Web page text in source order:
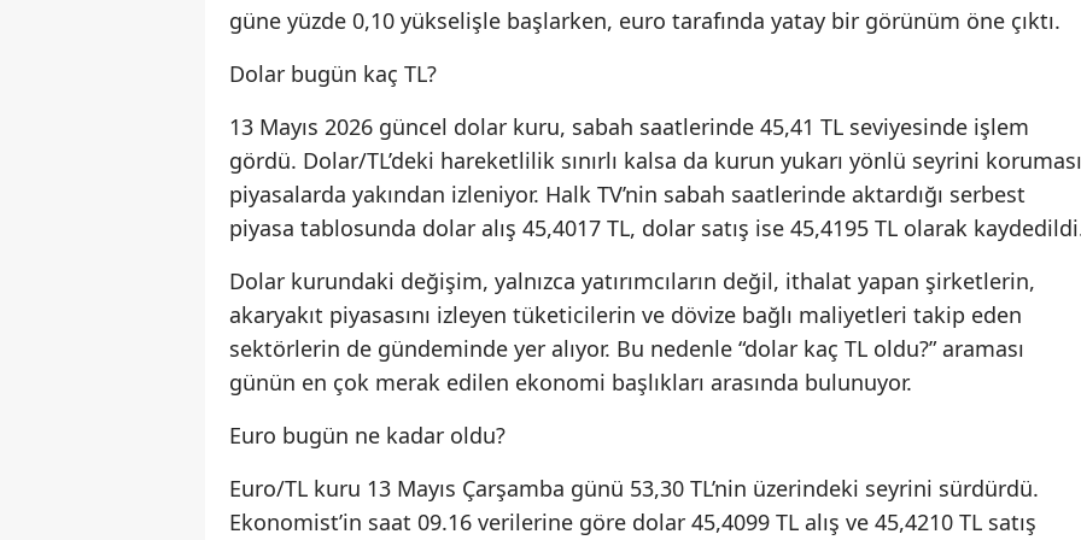
güne yüzde 0,10 yükselişle başlarken, euro tarafında yatay bir görünüm öne çıktı.
Dolar bugün kaç TL?
13 Mayıs 2026 güncel dolar kuru, sabah saatlerinde 45,41 TL seviyesinde işlem
gördü. Dolar/TL’deki hareketlilik sınırlı kalsa da kurun yukarı yönlü seyrini
piyasalarda yakından izleniyor. Halk TV’nin sabah saatlerinde aktardığı serbest
piyasa tablosunda dolar alış 45,4017 TL, dolar satış ise 45,4195 TL olarak
Dolar kurundaki değişim, yalnızca yatırımcıların değil, ithalat yapan şirketlerin,
akaryakıt piyasasını izleyen tüketicilerin ve dövize bağlı maliyetleri takip eden
sektörlerin de gündeminde yer alıyor. Bu nedenle “dolar kaç TL oldu?” araması
günün en çok merak edilen ekonomi başlıkları arasında bulunuyor.
Euro bugün ne kadar oldu?
Euro/TL kuru 13 Mayıs Çarşamba günü 53,30 TL’nin üzerindeki seyrini sürdürdü.
Ekonomist’in saat 09.16 verilerine göre dolar 45,4099 TL alış ve 45,4210 TL satış